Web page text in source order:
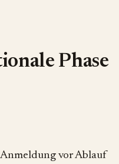
Phase
vor Ablauf